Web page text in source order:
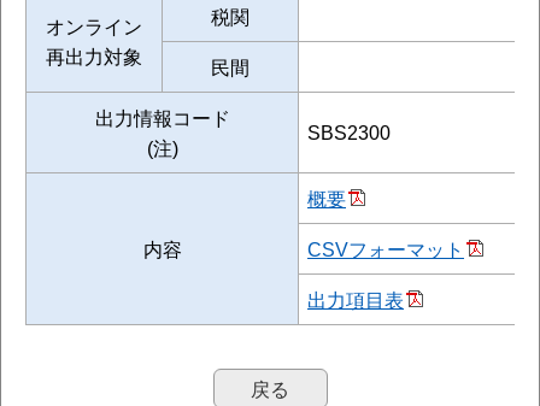
オンライン
再出力対象
税関
民間
出力情報コード
(注)
SBS2300
内容
概要
CSVフォーマット
出力項目表
戻る